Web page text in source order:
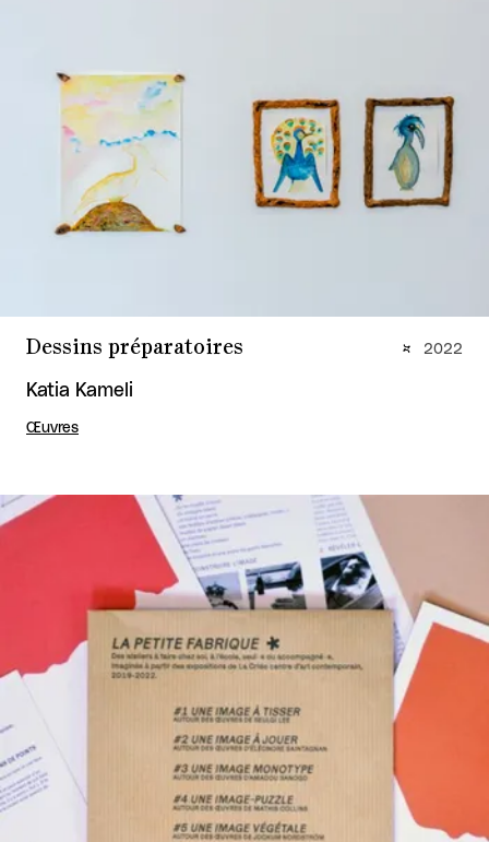
Dessins préparatoires
Katia Kameli
Œuvres
2022